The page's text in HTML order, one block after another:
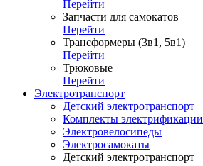
Перейти
Запчасти для самокатов
Перейти
Трансформеры (3в1, 5в1)
Перейти
Трюковые
Перейти
Электротранспорт
Детский электротранспорт
Комплекты электрификации
Электровелосипеды
Электросамокаты
Детский электротранспорт